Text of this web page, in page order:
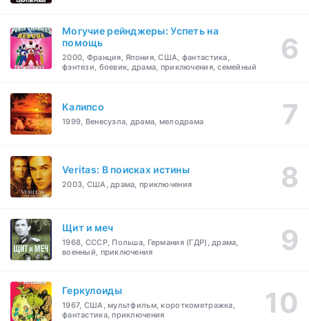
Могучие рейнджеры: Успеть на
помощь
2000, Франция, Япония, США, фантастика,
фэнтези, боевик, драма, приключения, семейный
Калипсо
1999, Венесуэла, драма, мелодрама
Veritas: В поисках истины
2003, США, драма, приключения
Щит и меч
1968, СССР, Польша, Германия (ГДР), драма,
военный, приключения
Геркулоиды
1967, США, мультфильм, короткометражка,
фантастика, приключения